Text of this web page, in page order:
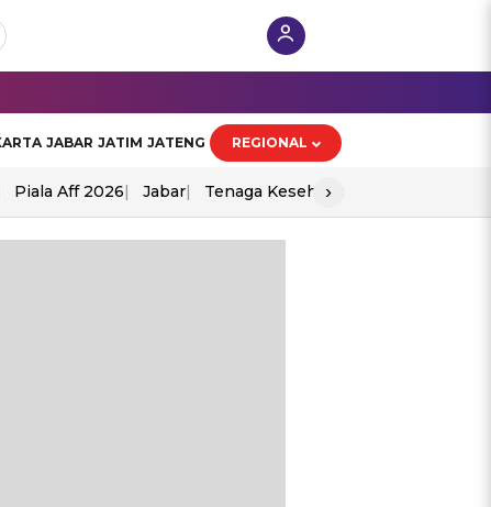
JABAR JATIM JATENG REGIONAL
Piala Aff 2026 Jabar Tenaga Kesehatan
›